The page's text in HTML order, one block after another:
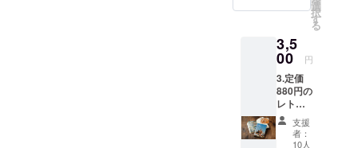
号」に
順次お
手元に
お送り
するこ
とにな
りま
す。
所、
スを必
ず明記
くださ
い。プ
ロジェ
クト終
了後お
手元に
味》（3
冷凍配
送にて
お送り
しま
す。プ
ロジェ
クト終
了２ヶ
第、送
料込み
しま
す。 お
名前、
送り先
のご住
（有効
期限：
2021年
6月30
日、引
換番号
とお名
前付
き）２
ティー
せない
ブルガ
リア産
バラ
ジャム
１個と
ビーフ
ストロ
ガノフ
選
択
す
る
3,5
00 円
3.定価
880円の
レトル
ト引換
券２枚
と「５
支援
者：
10人